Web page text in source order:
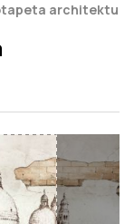
architektura